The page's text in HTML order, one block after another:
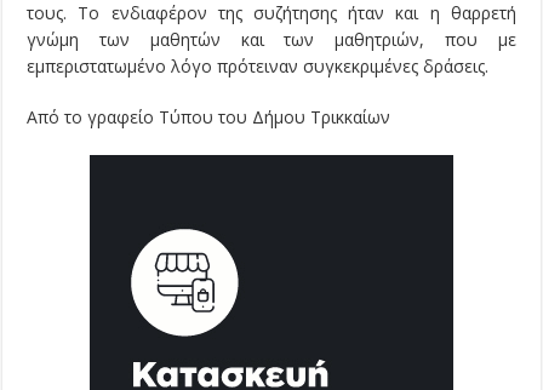
τους. Το ενδιαφέρον της συζήτησης ήταν και η θαρρετή
γνώμη των μαθητών και των μαθητριών, που με
εμπεριστατωμένο λόγο πρότειναν συγκεκριμένες δράσεις.
Από το γραφείο Τύπου του Δήμου Τρικκαίων